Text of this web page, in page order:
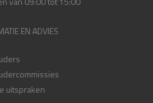
EN ADVIES
uitspraken